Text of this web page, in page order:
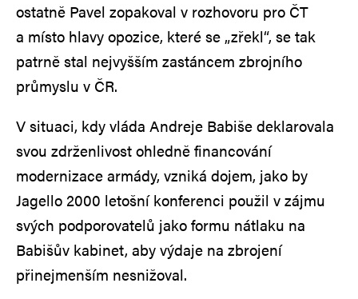
ostatně Pavel zopakoval v rozhovoru pro ČT
a místo hlavy opozice, které se „zřekl“, se tak
patrně stal nejvyšším zastáncem zbrojního
průmyslu v ČR.
V situaci, kdy vláda Andreje Babiše deklarovala
svou zdrženlivost ohledně financování
modernizace armády, vzniká dojem, jako by
Jagello 2000 letošní konferenci použil v zájmu
svých podporovatelů jako formu nátlaku na
Babišův kabinet, aby výdaje na zbrojení
přinejmenším nesnižoval.